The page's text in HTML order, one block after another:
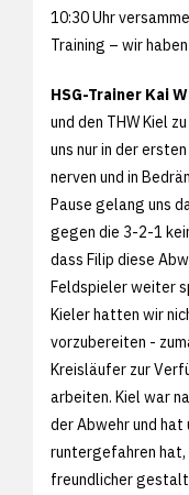
10:30 Uhr
Training – wir
HSG-Trainer Kai
und den THW Kiel
uns nur in der
nerven und in
Pause gelang uns
gegen die 3-2-1
dass Filip diese
Feldspieler weiter
Kieler hatten wir
vorzubereiten -
Kreisläufer zur
arbeiten. Kiel war
der Abwehr und hat
runtergefahren hat,
freundlicher